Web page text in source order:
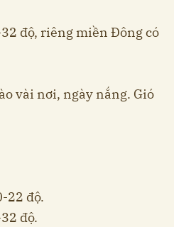
độ, riêng miền Đông có
vài nơi, ngày nắng. Gió
22 độ.
độ.